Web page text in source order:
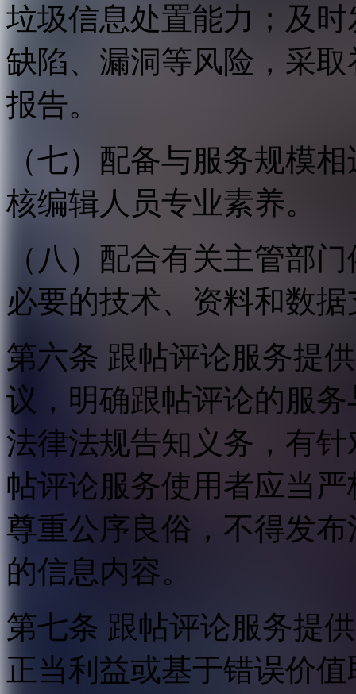
垃圾信息处置能力；及
缺陷、漏洞等风险，采
报告。
（七）配备与服务规模
核编辑人员专业素养。
（八）配合有关主管部
必要的技术、资料和数
第六条 跟帖评论服务提
议，明确跟帖评论的服
法律法规告知义务，有
帖评论服务使用者应当
尊重公序良俗，不得发
的信息内容。
第七条 跟帖评论服务提
正当利益或基于错误价